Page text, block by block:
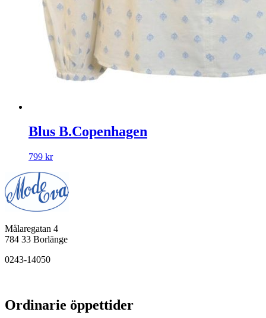
Blus B.Copenhagen
799 kr
Målaregatan 4
784 33 Borlänge
0243-14050
Ordinarie öppettider